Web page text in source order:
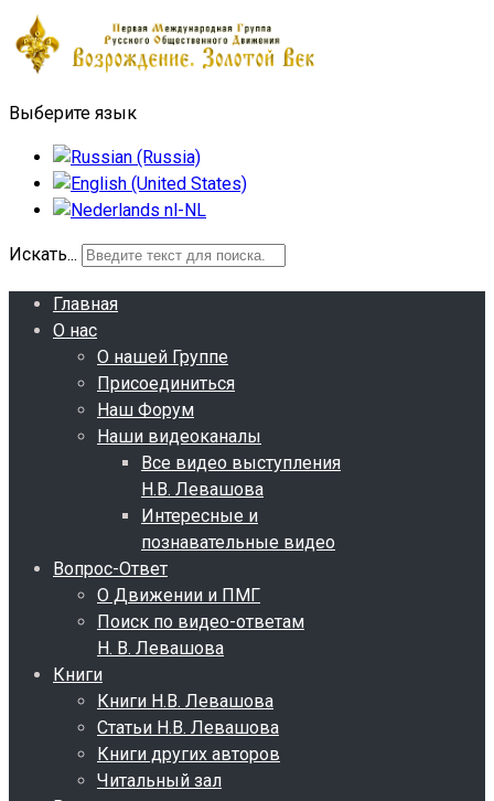
Выберите язык
Искать...
Главная
О нас
О нашей Группе
Присоединиться
Наш Форум
Наши видеоканалы
Все видео выступления
Н.В. Левашова
Интересные и
познавательные видео
Вопрос-Ответ
О Движении и ПМГ
Поиск по видео-ответам
Н. В. Левашова
Книги
Книги Н.В. Левашова
Статьи Н.В. Левашова
Книги других авторов
Читальный зал